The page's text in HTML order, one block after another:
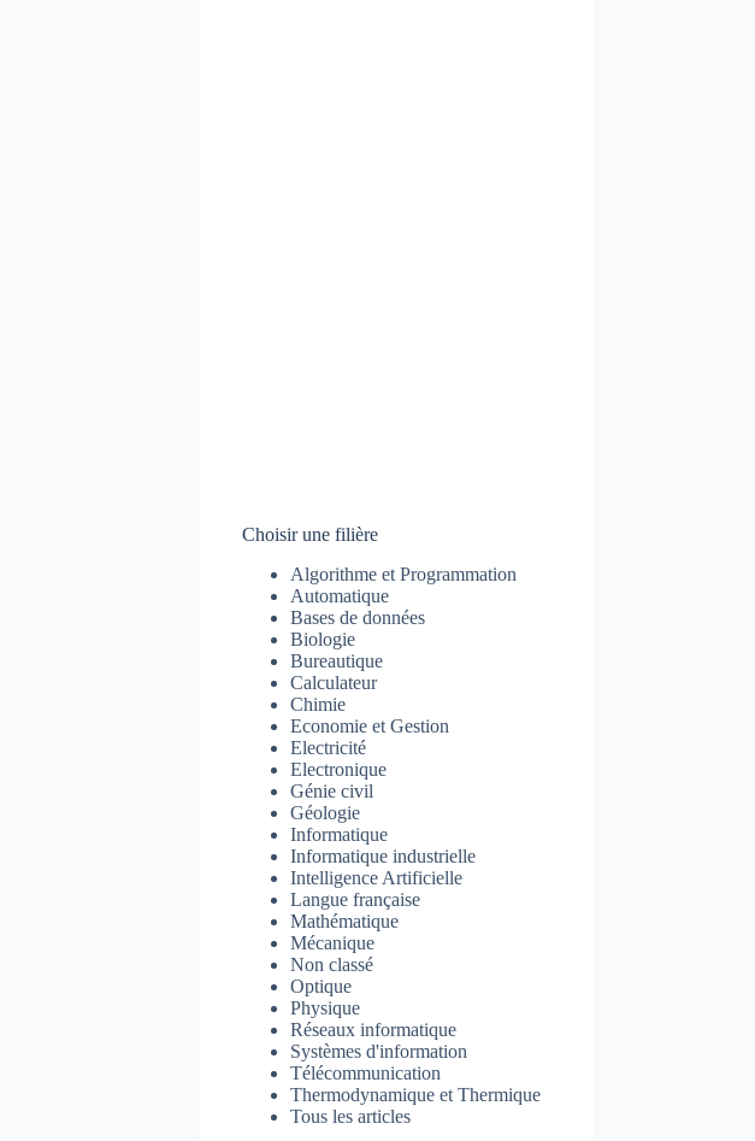
Choisir une filière
Algorithme et Programmation
Automatique
Bases de données
Biologie
Bureautique
Calculateur
Chimie
Economie et Gestion
Electricité
Electronique
Génie civil
Géologie
Informatique
Informatique industrielle
Intelligence Artificielle
Langue française
Mathématique
Mécanique
Non classé
Optique
Physique
Réseaux informatique
Systèmes d'information
Télécommunication
Thermodynamique et Thermique
Tous les articles